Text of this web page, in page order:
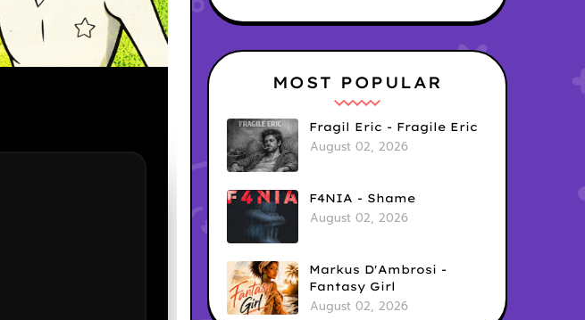
MOST POPULAR
Fragil Eric - Fragile Eric
August 02, 2026
F4NIA - Shame
August 02, 2026
Markus D'Ambrosi -
Fantasy Girl
August 02, 2026